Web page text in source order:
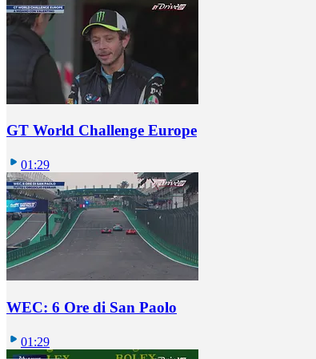
GT World Challenge Europe
01:29
WEC: 6 Ore di San Paolo
01:29